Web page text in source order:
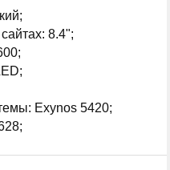
8.4";
Exynos 5420;